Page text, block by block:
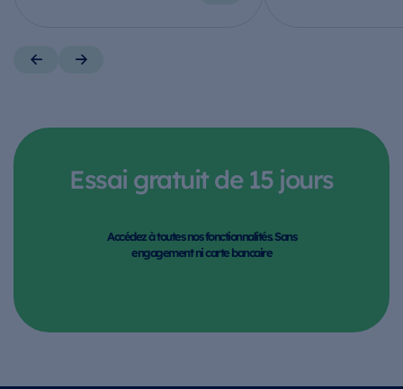
Essai gratuit de 15 jours
Accédez à toutes nos fonctionnalités. Sans
engagement ni carte bancaire